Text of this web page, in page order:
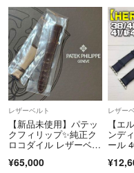
おまとめ割引できますので
お気軽にコメントください
❇️購入について
24時間即購入OK✌️早い者勝
コメント欄で交渉中でも、
なります。
❇️発送について
原則として48時間以内に発
ラクマパック(日本郵便)⇔ラ
レザーベルト
【新品未使用】パテッ
クフィリップ✨純正ク
ロコダイル レザーベル
¥65,000
レザー
【エ
ンデ
ール